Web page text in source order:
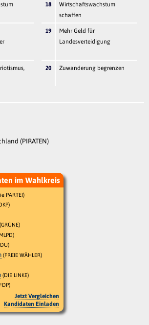
18
Wirtschaftswachstum
schaffen
19
Mehr Geld für
Landesverteidigung
20 Zuwanderung begrenzen
(PIRATEN)
im Wahlkreis
PARTEI)
(GRÜNE)
(FREIE WÄHLER)
(DIE LINKE)
Jetzt Vergleichen
Kandidaten Einladen